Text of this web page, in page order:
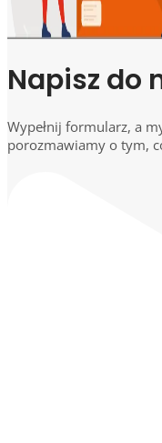
Napisz do
Wypełnij formularz, a
porozmawiamy o tym,